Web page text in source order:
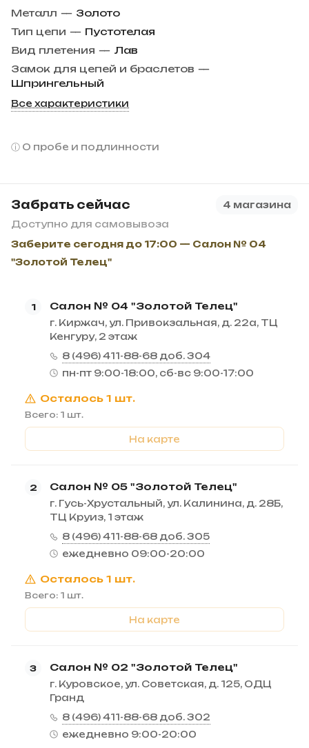
Металл — Золото
Тип цепи — Пустотелая
Вид плетения — Лав
Замок для цепей и браслетов —
Шпрингельный
Все характеристики
О пробе и подлинности
Забрать сейчас
4 магазина
Доступно для самовывоза
Заберите сегодня до 17:00 — Салон № 04
"Золотой Телец"
1 Салон № 04 "Золотой Телец"
г. Киржач, ул. Привокзальная, д. 22а, ТЦ
Кенгуру, 2 этаж
8 (496) 411-88-68 доб. 304
пн-пт 9:00-18:00, сб-вс 9:00-17:00
Осталось 1 шт.
Всего: 1 шт.
На карте
2 Салон № 05 "Золотой Телец"
г. Гусь-Хрустальный, ул. Калинина, д. 28Б,
ТЦ Круиз, 1 этаж
8 (496) 411-88-68 доб. 305
ежедневно 09:00-20:00
Осталось 1 шт.
Всего: 1 шт.
На карте
3 Салон № 02 "Золотой Телец"
г. Куровское, ул. Советская, д. 125, ОДЦ
Гранд
8 (496) 411-88-68 доб. 302
ежедневно 9:00-20:00